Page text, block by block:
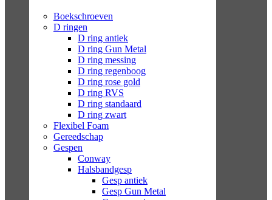
Boekschroeven
D ringen
D ring antiek
D ring Gun Metal
D ring messing
D ring regenboog
D ring rose gold
D ring RVS
D ring standaard
D ring zwart
Flexibel Foam
Gereedschap
Gespen
Conway
Halsbandgesp
Gesp antiek
Gesp Gun Metal